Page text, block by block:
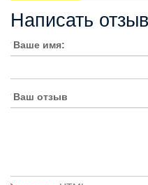
Написать отзыв
Ваше имя:
Ваш отзыв